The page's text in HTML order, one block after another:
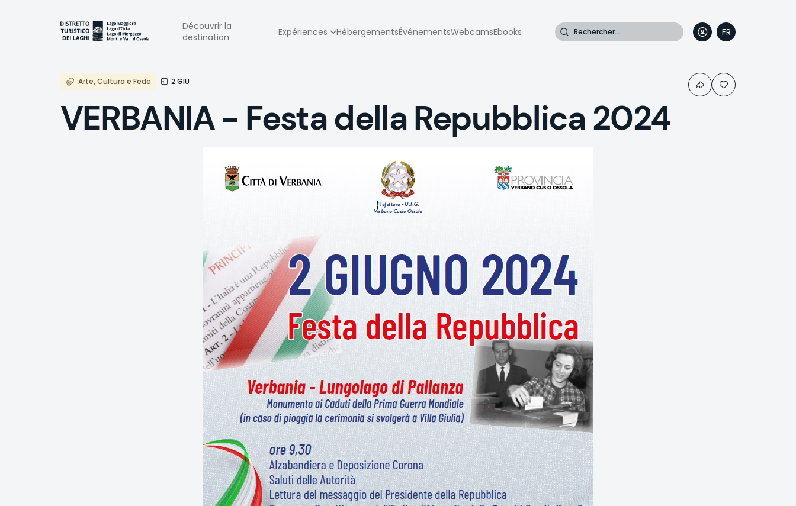
Navigazione
principale
Découvrir la
destination
Expériences HébergementsÉvénementsWebcamsEbooks Rechercher
FR
IT
EN
DE
Arte, Cultura e Fede 2 GIU
VERBANIA - Festa della Repubblica 2024